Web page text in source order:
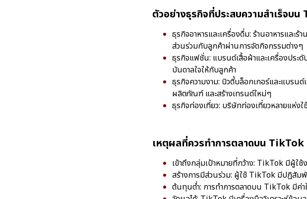
ตัวอย่างธุรกิจที่ประสบความสำเร็จบ
ธุรกิจอาหารและเครื่องดื่ม: ร้านอาหารและ
ส่วนร่วมกับลูกค้าผ่านการจัดกิจกรรมต่างๆ
ธุรกิจแฟชั่น: แบรนด์เสื้อผ้าและเครื่องประ
บันดาลใจให้กับลูกค้า
ธุรกิจความงาม: บิวตี้บล็อกเกอร์และแบรน
ผลิตภัณฑ์ และสร้างเทรนด์ใหม่ๆ
ธุรกิจท่องเที่ยว: บริษัทท่องเที่ยวหลายแห่ง
เหตุผลที่ควรทำการตลาดบน TikTok
เข้าถึงกลุ่มเป้าหมายที่กว้าง: TikTok มีผู้ใช้
สร้างการมีส่วนร่วม: ผู้ใช้ TikTok มีปฏิสั
ต้นทุนต่ำ: การทำการตลาดบน TikTok มีค่